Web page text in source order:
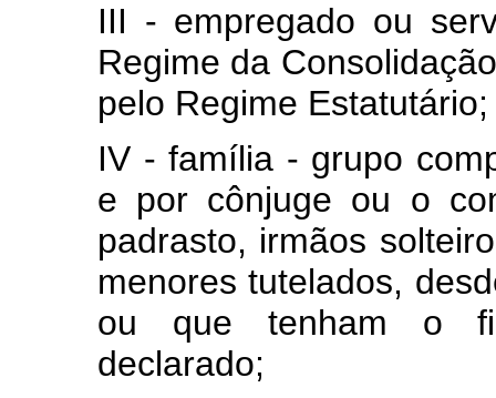
III - empregado ou
Regime da
pelo Regime Estatutário;
IV - família - grupo
e por cônjuge ou o
padrasto, irmãos
menores tutelados,
ou que tenham o
declarado;